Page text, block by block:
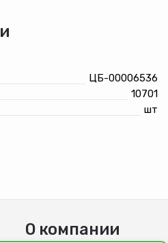
ЦБ-00006536
10701
шт
О компании